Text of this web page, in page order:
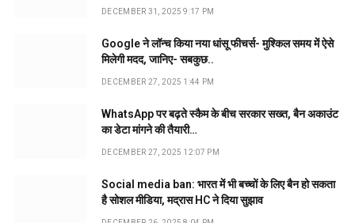
DECEMBER 31, 2025 9:17 PM
Google ने लॉन्च किया नया धांसू फीचर्स- मुश्किल समय में ऐसे
मिलेगी मदद, जानिए- सबकुछ..
DECEMBER 27, 2025 1:44 PM
WhatsApp पर बढ़ते स्कैम के बीच सरकार सख्त, बैन अकाउंट
का डेटा मांगने की तैयारी…
DECEMBER 27, 2025 12:07 PM
Social media ban: भारत में भी बच्चों के लिए बैन हो सकता
है सोशल मीडिया, मद्रास HC ने दिया सुझाव